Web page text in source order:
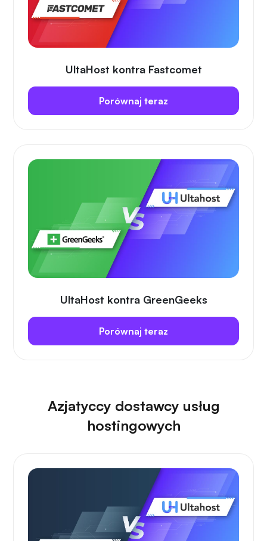
UltaHost kontra Fastcomet
Porównaj teraz
UltaHost kontra GreenGeeks
Porównaj teraz
Azjatyccy dostawcy usług
hostingowych